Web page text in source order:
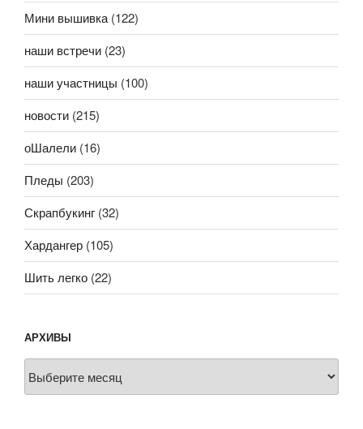
Мини вышивка(122)
наши встречи (23)
наши участницы (100)
новости (215)
оШалели (16)
Пледы (203)
Скрапбукинг (32)
Хардангер (105)
Шить легко (22)
АРХИВЫ
Архивы